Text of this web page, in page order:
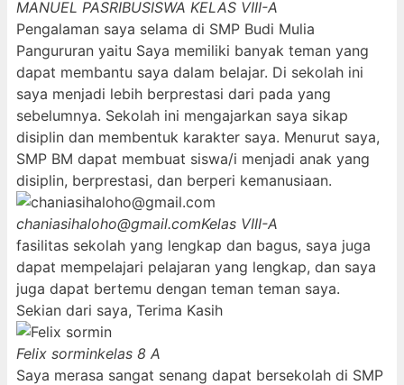
MANUEL PASRIBUSISWA KELAS VIII-A
Pengalaman saya selama di SMP Budi Mulia
Pangururan yaitu Saya memiliki banyak teman yang
dapat membantu saya dalam belajar. Di sekolah ini
saya menjadi lebih berprestasi dari pada yang
sebelumnya. Sekolah ini mengajarkan saya sikap
disiplin dan membentuk karakter saya. Menurut saya,
SMP BM dapat membuat siswa/i menjadi anak yang
disiplin, berprestasi, dan berperi kemanusiaan.
chaniasihaloho@gmail.comKelas VIII-A
fasilitas sekolah yang lengkap dan bagus, saya juga
dapat mempelajari pelajaran yang lengkap, dan saya
juga dapat bertemu dengan teman teman saya.
Sekian dari saya, Terima Kasih
Felix sorminkelas 8 A
Saya merasa sangat senang dapat bersekolah di SMP